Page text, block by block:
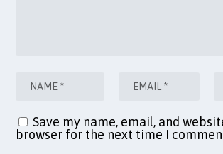
Save my name, email, and
browser for the next time I